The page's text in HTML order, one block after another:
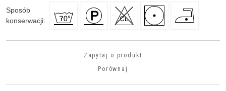
Sposób
konserwacji:
Zapytaj o produkt
Porównaj